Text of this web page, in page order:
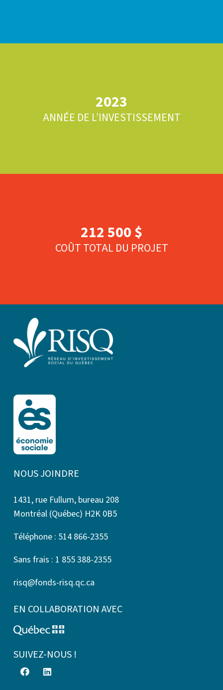
2023
ANNÉE DE L’INVESTISSEMENT
212 500 $
COÛT TOTAL DU PROJET
NOUS JOINDRE
1431, rue Fullum, bureau 208
Montréal (Québec) H2K 0B5
Téléphone : 514 866-2355
Sans frais : 1 855 388-2355
risq@fonds-risq.qc.ca
EN COLLABORATION AVEC
SUIVEZ-NOUS !